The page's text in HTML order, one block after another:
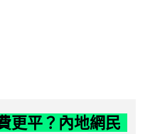
更平？內地網民